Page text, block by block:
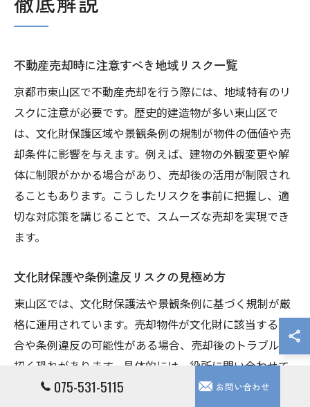
不動産売却時に注意すべき地域リスク一覧
京都市東山区で不動産売却を行う際には、地域特有のリ
スクに注意が必要です。歴史的建造物が多い東山区で
は、文化財保護区域や景観条例の規制が物件の価値や売
却条件に影響を与えます。例えば、建物の外観変更や解
体に制限がかかる場合があり、売却後の活用が制限され
ることもあります。こうしたリスクを事前に把握し、適
切な対応策を講じることで、スムーズな売却を実現でき
ます。
文化財保護や条例違反リスクの見極め方
東山区では、文化財保護法や景観条例に基づく規制が厳
格に運用されています。売却物件が文化財に該当する場
合や条例違反の可能性がある場合、売却後のトラブルを
招く恐れがあります。具体的には、役所に問い合わせて
登録状況や規制内容を確認する、専門家に現地調査を依
075-531-5115 お問い合わせ